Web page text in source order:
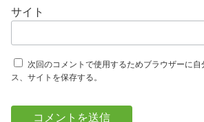
サイト
次回のコメントで使用するためブラウザーに
ス、サイトを保存する。